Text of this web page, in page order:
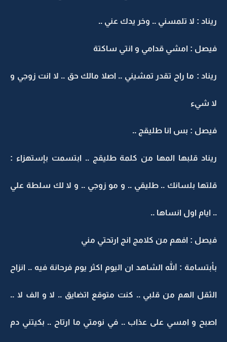
ريناد : لا تلمسني .. وخر يدك عني ..
فيصل : امشي قدامي و انتي ساكتة
ريناد : ما راح تقدر تمشيني .. اصلا مالك حق .. لا انت زوجي و
لا شيء
فيصل : بس انا طليقج ..
ريناد قلبها المها من كلمة طليقج .. ابتسمت بإستهزاء :
قلتها بلسانك .. طليقي .. و مو زوجي .. و لا لك سلطة علي
.. ايام اول انساها ..
فيصل : افهم من كلامج انج ارتحتي مني
بأبتسامة : الله الشاهد ان اليوم اكثر يوم فرحانة فيه .. انزاح
الثقل الهم من قلبي .. كنت متوقع اتضايق .. لا و الف لا ..
اصبح و امسي على عذاب .. في نومتي ما ارتاح .. بكيتني دم